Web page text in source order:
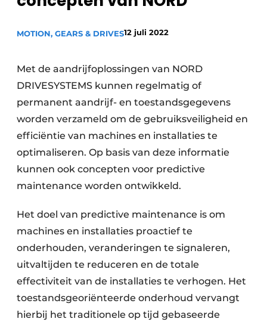
Privacy / Cookie statement
Vacature aanmelden
Video’s
MOTION, GEARS & DRIVES12 juli 2022
Met de aandrijfoplossingen van NORD
DRIVESYSTEMS kunnen regelmatig of
permanent aandrijf- en toestandsgegevens
worden verzameld om de gebruiksveiligheid en
efficiëntie van machines en installaties te
optimaliseren. Op basis van deze informatie
kunnen ook concepten voor predictive
maintenance worden ontwikkeld.
Het doel van predictive maintenance is om
machines en installaties proactief te
onderhouden, veranderingen te signaleren,
uitvaltijden te reduceren en de totale
effectiviteit van de installaties te verhogen. Het
toestandsgeoriënteerde onderhoud vervangt
hierbij het traditionele op tijd gebaseerde